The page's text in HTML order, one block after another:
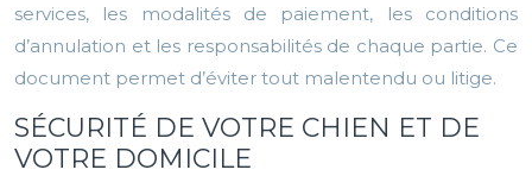
services, les modalités de paiement, les conditions
d’annulation et les responsabilités de chaque partie. Ce
document permet d’éviter tout malentendu ou litige.
SÉCURITÉ DE VOTRE CHIEN ET DE
VOTRE DOMICILE